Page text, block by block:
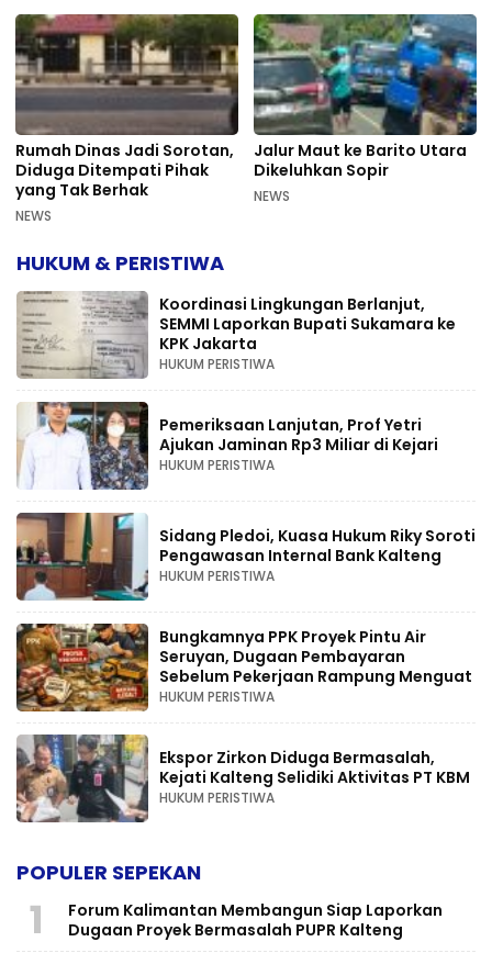
Rumah Dinas Jadi Sorotan,
Diduga Ditempati Pihak
yang Tak Berhak
NEWS
Jalur Maut ke Barito Utara
Dikeluhkan Sopir
NEWS
HUKUM & PERISTIWA
Koordinasi Lingkungan Berlanjut,
SEMMI Laporkan Bupati Sukamara ke
KPK Jakarta
HUKUM PERISTIWA
Pemeriksaan Lanjutan, Prof Yetri
Ajukan Jaminan Rp3 Miliar di Kejari
HUKUM PERISTIWA
Sidang Pledoi, Kuasa Hukum Riky Soroti
Pengawasan Internal Bank Kalteng
HUKUM PERISTIWA
Bungkamnya PPK Proyek Pintu Air
Seruyan, Dugaan Pembayaran
Sebelum Pekerjaan Rampung Menguat
HUKUM PERISTIWA
Ekspor Zirkon Diduga Bermasalah,
Kejati Kalteng Selidiki Aktivitas PT KBM
HUKUM PERISTIWA
POPULER SEPEKAN
1
Forum Kalimantan Membangun Siap Laporkan
Dugaan Proyek Bermasalah PUPR Kalteng